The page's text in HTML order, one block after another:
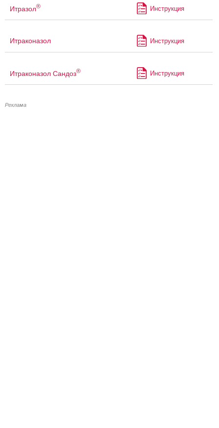
Итразол® Инструкция
Итраконазол Инструкция
Итраконазол Сандоз® Инструкция
Реклама